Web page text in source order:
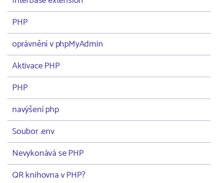
PHP
oprávnění v phpMyAdmin
Aktivace PHP
PHP
navýšení php
Soubor .env
Nevykonává se PHP
QR knihovna v PHP?